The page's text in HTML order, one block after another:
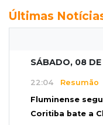
Últimas
SÁBADO, 08
22:04 Resumão
Fluminense
Coritiba bate a